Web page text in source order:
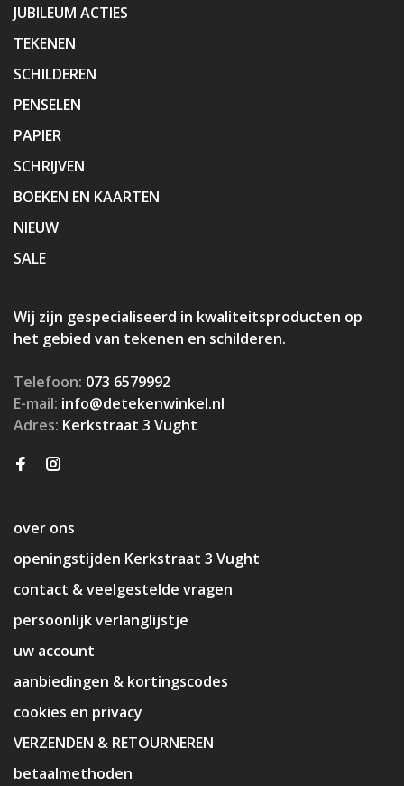
JUBILEUM ACTIES
TEKENEN
SCHILDEREN
PENSELEN
PAPIER
SCHRIJVEN
BOEKEN EN KAARTEN
NIEUW
SALE
Wij zijn gespecialiseerd in kwaliteitsproducten op
het gebied van tekenen en schilderen.
Telefoon: 073 6579992
E-mail: info@detekenwinkel.nl
Adres: Kerkstraat 3 Vught
over ons
openingstijden Kerkstraat 3 Vught
contact & veelgestelde vragen
persoonlijk verlanglijstje
uw account
aanbiedingen & kortingscodes
cookies en privacy
VERZENDEN & RETOURNEREN
betaalmethoden